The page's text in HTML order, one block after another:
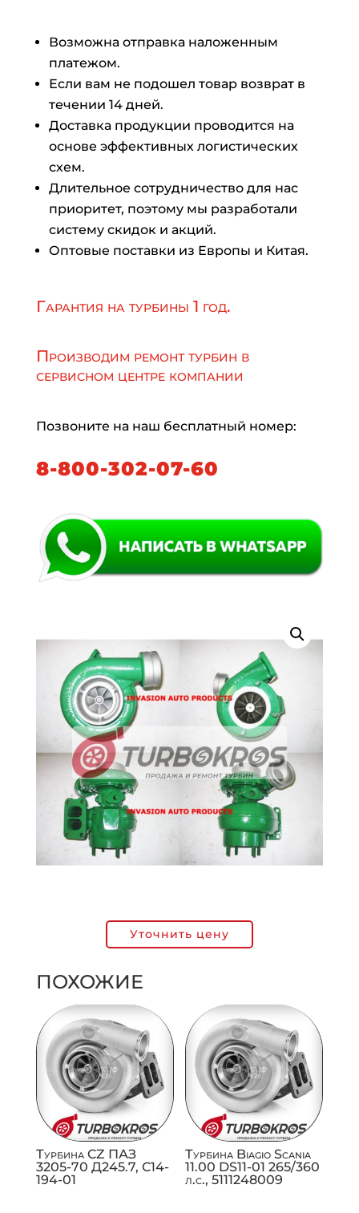
Возможна отправка наложенным
платежом.
Если вам не подошел товар возврат в
течении 14 дней.
Доставка продукции проводится на
основе эффективных логистических
схем.
Длительное сотрудничество для нас
приоритет, поэтому мы разработали
систему скидок и акций.
Оптовые поставки из Европы и Китая.
Гарантия на турбины 1 год.
Производим ремонт турбин в
сервисном центре компании
Позвоните на наш бесплатный номер:
8-800-302-07-60
Уточнить цену
ПОХОЖИЕ
Турбина CZ ПАЗ
3205-70 Д245.7, C14-
194-01
Турбина Biagio Scania
11.00 DS11-01 265/360
л.с., 5111248009